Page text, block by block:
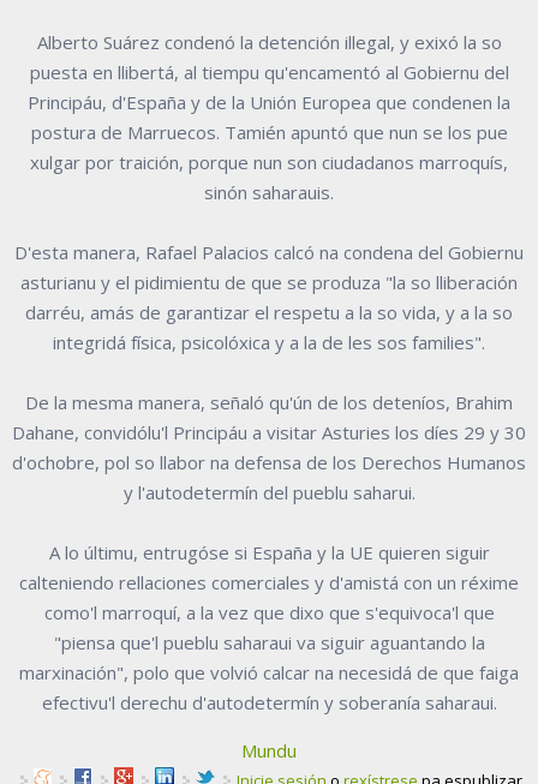
Alberto Suárez condenó la detención illegal, y exixó la so
puesta en llibertá, al tiempu qu'encamentó al Gobiernu del
Principáu, d'España y de la Unión Europea que condenen la
postura de Marruecos. Tamién apuntó que nun se los pue
xulgar por traición, porque nun son ciudadanos marroquís,
sinón saharauis.
D'esta manera, Rafael Palacios calcó na condena del Gobiernu
asturianu y el pidimientu de que se produza "la so lliberación
darréu, amás de garantizar el respetu a la so vida, y a la so
integridá física, psicolóxica y a la de les sos families".
De la mesma manera, señaló qu'ún de los deteníos, Brahim
Dahane, convidólu'l Principáu a visitar Asturies los díes 29 y 30
d'ochobre, pol so llabor na defensa de los Derechos Humanos
y l'autodetermín del pueblu saharui.
A lo últimu, entrugóse si España y la UE quieren siguir
calteniendo rellaciones comerciales y d'amistá con un réxime
como'l marroquí, a la vez que dixo que s'equivoca'l que
"piensa que'l pueblu saharaui va siguir aguantando la
marxinación", polo que volvió calcar na necesidá de que faiga
efectivu'l derechu d'autodetermín y soberanía saharaui.
Mundu